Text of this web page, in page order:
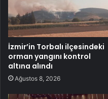
İzmir’in Torbalı ilçesindeki
orman yangını kontrol
altına alındı
Ağustos 8, 2026